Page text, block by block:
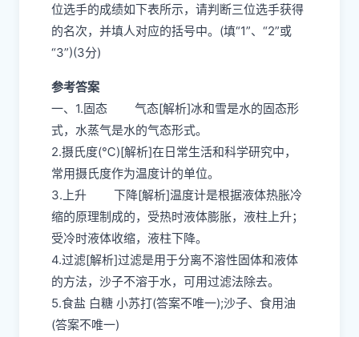
位选手的成绩如下表所示，请判断三位选手获得
的名次，并填人对应的括号中。(填“1”、“2”或
“3”)(3分)
参考答案
一、1.固态 气态[解析]冰和雪是水的固态形
式，水蒸气是水的气态形式。
2.摄氏度(℃)[解析]在日常生活和科学研究中，
常用摄氏度作为温度计的单位。
3.上升 下降[解析]温度计是根据液体热胀冷
缩的原理制成的，受热时液体膨胀，液柱上升；
受冷时液体收缩，液柱下降。
4.过滤[解析]过滤是用于分离不溶性固体和液体
的方法，沙子不溶于水，可用过滤法除去。
5.食盐 白糖 小苏打(答案不唯一);沙子、食用油
(答案不唯一)